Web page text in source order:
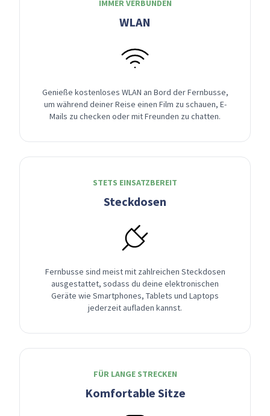
IMMER VERBUNDEN
WLAN
Genieße kostenloses WLAN an Bord der Fernbusse,
um während deiner Reise einen Film zu schauen, E-
Mails zu checken oder mit Freunden zu chatten.
STETS EINSATZBEREIT
Steckdosen
Fernbusse sind meist mit zahlreichen Steckdosen
ausgestattet, sodass du deine elektronischen
Geräte wie Smartphones, Tablets und Laptops
jederzeit aufladen kannst.
FÜR LANGE STRECKEN
Komfortable Sitze